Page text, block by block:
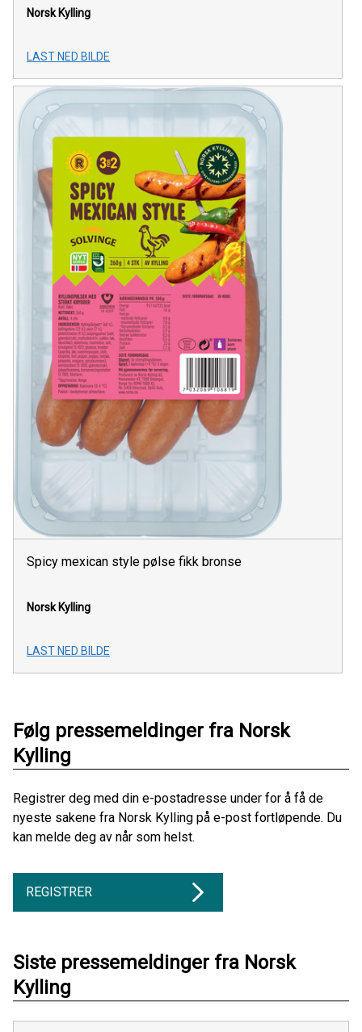
Norsk Kylling
LAST NED BILDE
Spicy mexican style pølse fikk bronse
Norsk Kylling
LAST NED BILDE
Følg pressemeldinger fra Norsk
Kylling
Registrer deg med din e-postadresse under for å få de
nyeste sakene fra Norsk Kylling på e-post fortløpende. Du
kan melde deg av når som helst.
REGISTRER
Siste pressemeldinger fra Norsk
Kylling